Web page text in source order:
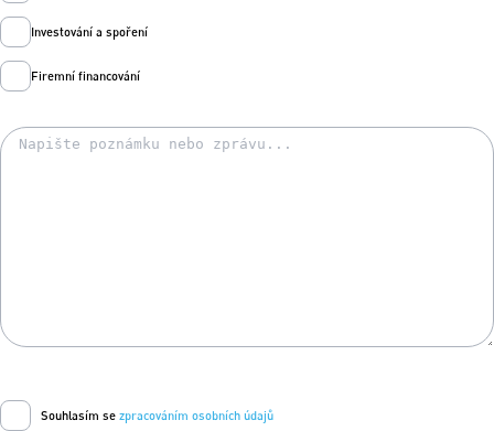
Investování a spoření
Firemní financování
Souhlasím se zpracováním osobních údajů